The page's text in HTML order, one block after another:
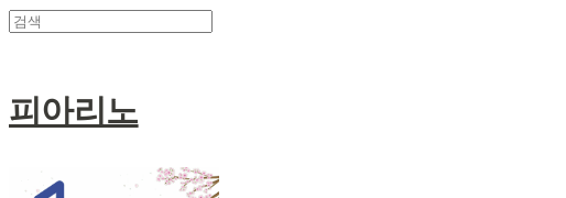
피아리노